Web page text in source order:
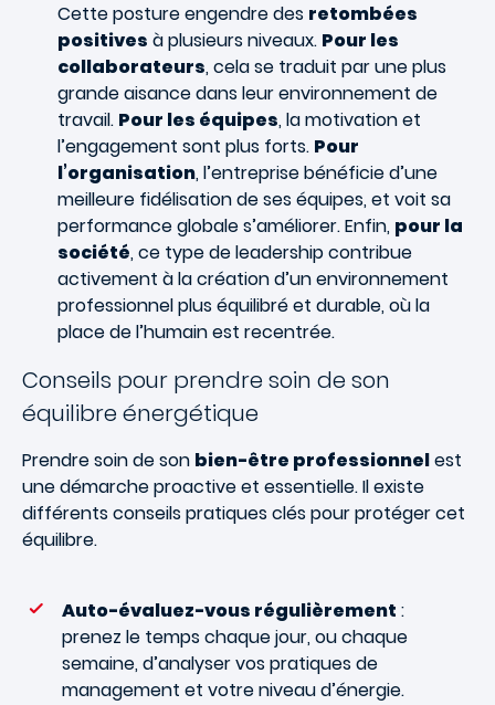
Cette posture engendre des retombées
positives à plusieurs niveaux. Pour les
collaborateurs, cela se traduit par une plus
grande aisance dans leur environnement de
travail. Pour les équipes, la motivation et
l’engagement sont plus forts. Pour
l’organisation, l’entreprise bénéficie d’une
meilleure fidélisation de ses équipes, et voit sa
performance globale s’améliorer. Enfin, pour la
société, ce type de leadership contribue
activement à la création d’un environnement
professionnel plus équilibré et durable, où la
place de l’humain est recentrée.
Conseils pour prendre soin de son
équilibre énergétique
Prendre soin de son bien-être professionnelest
une démarche proactive et essentielle. Il existe
différents conseils pratiques clés pour protéger cet
équilibre.
Auto-évaluez-vous régulièrement :
prenez le temps chaque jour, ou chaque
semaine, d’analyser vos pratiques de
management et votre niveau d’énergie.